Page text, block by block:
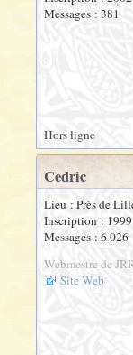
Messages : 381
Hors ligne
Cedric
Lieu : Près de
Inscription : 1999
Messages : 6 026
Webmestre de
Site Web